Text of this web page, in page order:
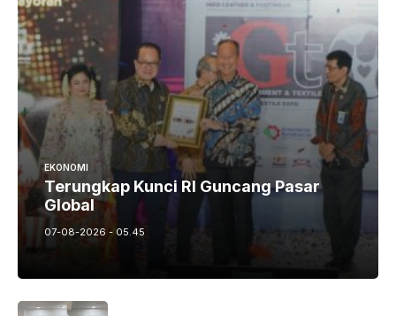
EKONOMI
Terungkap Kunci RI Guncang Pasar
Global
07-08-2026 - 05.45